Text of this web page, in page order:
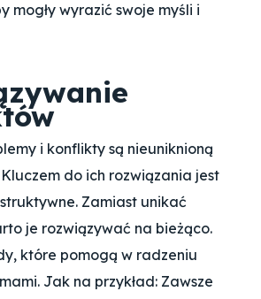
mogły wyrazić swoje myśli i
i konflikty są nieuniknioną
do ich rozwiązania jest
Zamiast unikać
je rozwiązywać na bieżąco.
które pomogą w radzeniu
Jak na przykład: Zawsze